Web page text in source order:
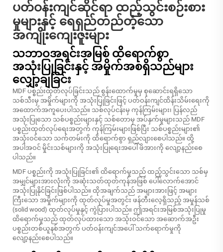
ပတ်ဝန်းကျင်ဆိုင်ရာ ထည့်သွင်းစဉ်းစား
မှုများနှင့် ရေရှည်တည်တံ့သော
အကျိုးကျေးဇူးများ
သဘာဝအရင်းအမြစ် ထိရောက်စွာ
အသုံးပြုခြင်းနှင့် အမှိုက်အစရှိသည်များ
လျှော့ချခြင်း
MDF ပစ္စည်းထုတ်လုပ်ခြင်းသည် စွန်းထောက်မှုမှ စုဆောင်းရရှိသော
သစ်သီးမှ အမှိုက်များကို အသုံးပြုခြင်းဖြင့် ပတ်ဝန်းကျင်ထိန်းသိမ်းရေးကို
အထောက်အကူပေးပါသည်။ သစ်လုပ်ငန်းမှ ကုန်ကြမ်းများ၊ ပြန်လည်
အသုံးပြုသော သစ်ပစ္စည်းများနှင့် သစ်တောမှ အပ်နှက်မှုများသည် MDF
ပစ္စည်းထုတ်လုပ်ရေးအတွက် ကုန်ကြမ်းများဖြစ်ပြီး သစ်ပစ္စည်းများ၏
အသုံးဝင်သော သက်တမ်းကို ထိရောက်စွာ ရှည်လျားစေပါသည်။ ထို့
အပါအဝင် မှိုင်းသစ်များကို အသုံးပြုရေးအပေါ် ဖိအားကို လျော့နည်းစေ
ပါသည်။
MDF ပစ္စည်းကို အသုံးပြုခြင်း၏ ထိရောက်မှုသည် ထည့်သွင်းသော သစ်မှ
အမျှင်များအားလုံးကို အဆုံးသတ်ထုတ်ကုန်အဖြစ် ပေါ်လောက်အောင်
အသုံးပြုနိုင်ခြင်းဖြစ်ပါသည်။ ထိုအချက်သည် အများအားဖြင့် အများ
ကြီးသော အမှိုက်များကို ထုတ်လုပ်မှုအတွင်း ဖန်တီးလေ့ရှိသည့် အမှုန်သစ်
(solid wood) ထုတ်လုပ်မှုနှင့် ကွဲပြားပါသည်။ ဤအရင်းအမြစ်အသုံးပြုမှု
ထိရောက်မှုသည် ထုတ်လုပ်ထားသော အသုံးဝင်သော အဆောက်အဦး
ပစ္စည်းတစ်ယူနစ်အတွက် ပတ်ဝန်းကျင်အပေါ် သက်ရောက်မှုကို
လျော့နည်းစေပါသည်။